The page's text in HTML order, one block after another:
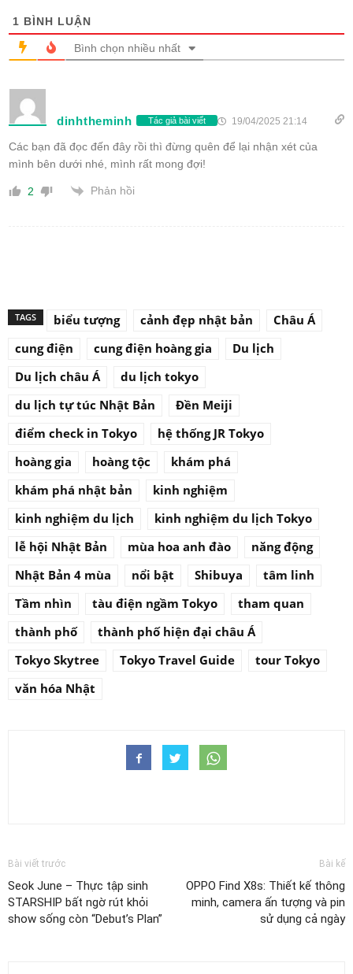
1 BÌNH LUẬN
Bình chọn nhiều nhất
dinhtheminh Tác giả bài viết 19/04/2025 21:14
Các bạn đã đọc đến đây rồi thì đừng quên để lại nhận xét của
mình bên dưới nhé, mình rất mong đợi!
2 Phản hồi
TAGS biểu tượng cảnh đẹp nhật bản
Châu Á
cung điện
cung điện hoàng gia
Du lịch
Du lịch châu Á
du lịch tokyo
du lịch tự túc Nhật Bản
Đền Meiji
điểm check in Tokyo
hệ thống JR Tokyo
hoàng gia
hoàng tộc
khám phá
khám phá nhật bản
kinh nghiệm
kinh nghiệm du lịch
kinh nghiệm du lịch Tokyo
lễ hội Nhật Bản
mùa hoa anh đào
năng động
Nhật Bản 4 mùa
nổi bật Shibuya
tâm linh
Tầm nhìn
tàu điện ngầm Tokyo
tham quan
thành phố
thành phố hiện đại châu Á
Tokyo Skytree
Tokyo Travel Guide
tour Tokyo
văn hóa Nhật
Bài viết trước
Seok June – Thực tập sinh
STARSHIP bất ngờ rút khỏi
show sống còn “Debut’s Plan”
Bài kế
OPPO Find X8s: Thiết kế thông
minh, camera ấn tượng và pin
sử dụng cả ngày